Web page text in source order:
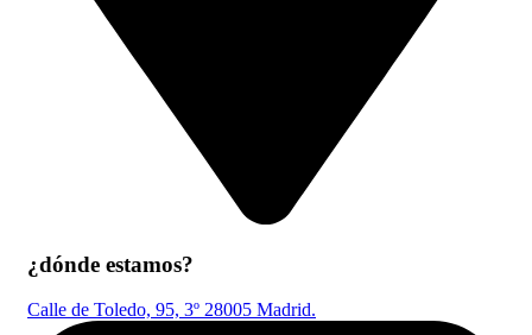
¿dónde estamos?
Calle de Toledo, 95, 3º 28005 Madrid.